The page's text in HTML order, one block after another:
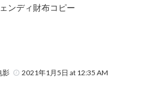
ンディ財布コピー
影 2021年1月5日 at 12:35 AM